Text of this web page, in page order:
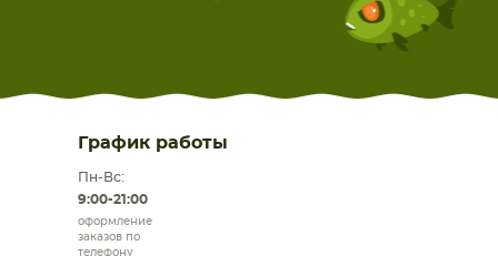
График работы
Пн-Вс:
9:00-21:00
оформление
заказов по
телефону